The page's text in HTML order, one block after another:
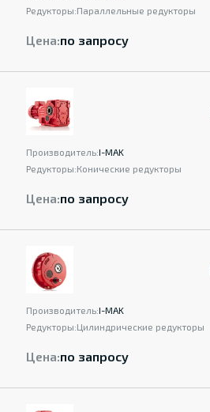
Редукторы:Параллельные редукторы
Цена:по запросу
Производитель:I-MAK
Редукторы:Конические редукторы
Цена:по запросу
Производитель:I-MAK
Редукторы:Цилиндрические редукторы
Цена:по запросу